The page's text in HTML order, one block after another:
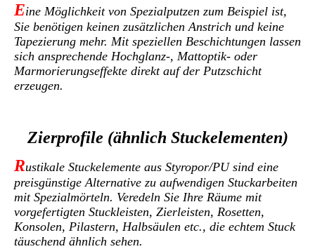
Eine Möglichkeit von Spezialputzen zum Beispiel ist,
Sie benötigen keinen zusätzlichen Anstrich und keine
Tapezierung mehr. Mit speziellen Beschichtungen lassen
sich ansprechende Hochglanz-, Mattoptik- oder
Marmorierungseffekte direkt auf der Putzschicht
erzeugen.
Zierprofile (ähnlich Stuckelementen)
Rustikale Stuckelemente aus Styropor/PU sind eine
preisgünstige Alternative zu aufwendigen Stuckarbeiten
mit Spezialmörteln. Veredeln Sie Ihre Räume mit
vorgefertigten Stuckleisten, Zierleisten, Rosetten,
Konsolen, Pilastern, Halbsäulen etc., die echtem Stuck
täuschend ähnlich sehen.